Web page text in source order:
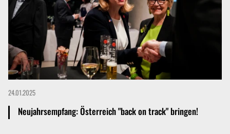
24.01.2025
Neujahrsempfang: Österreich "back on track" bringen!